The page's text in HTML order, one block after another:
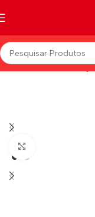
Início Marcas JC Wings